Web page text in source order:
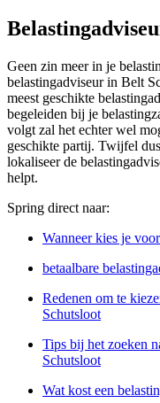
Geen zin meer in je
belastingadviseur in Belt
meest geschikte
begeleiden bij je
volgt zal het echter wel
geschikte partij. Twijfel
lokaliseer de
helpt.
Spring direct naar:
Wanneer kies je
betaalbare
Redenen om te
Schutsloot
Tips bij het zoeken
Schutsloot
Wat kost een